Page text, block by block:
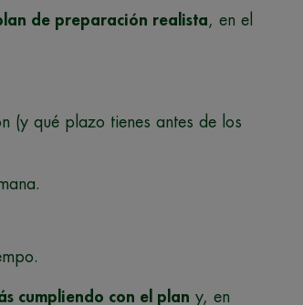
de preparación realista, en el
(y qué plazo tienes antes de los
cumpliendo con el plan y, en